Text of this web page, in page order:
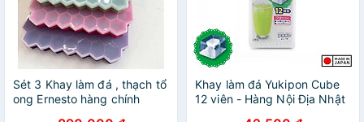
Sét 3 Khay làm đá , thạch tổ
ong Ernesto hàng chính
Khay làm đá Yukipon Cube
12 viên - Hàng Nội Địa Nhật